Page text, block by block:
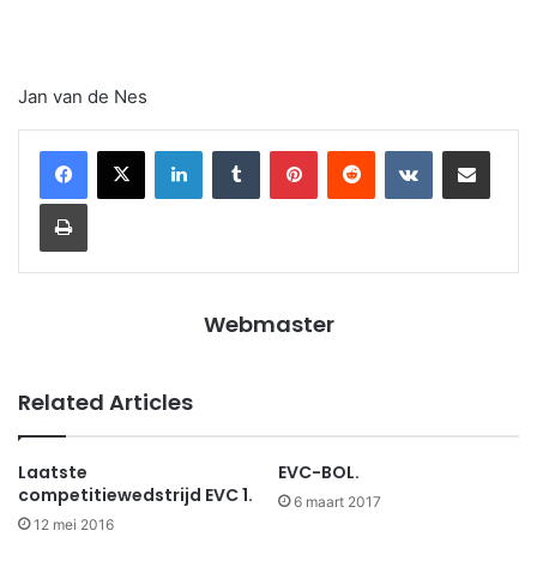
Jan van de Nes
LinkedInTumblr PinterestReddit VKontakteShare via Email
Print
Webmaster
Related Articles
Laatste
competitiewedstrijd EVC 1.
12 mei 2016
EVC-BOL.
6 maart 2017